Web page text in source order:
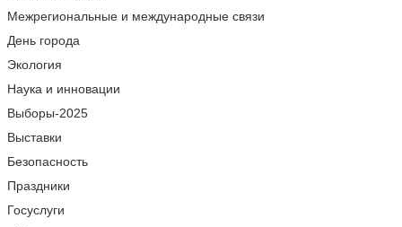
Межрегиональные и международные связи
День города
Экология
Наука и инновации
Выборы-2025
Выставки
Безопасность
Праздники
Госуслуги